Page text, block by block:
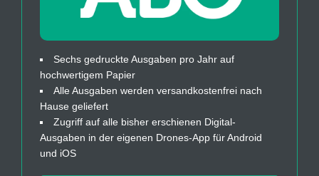
Sechs gedruckte Ausgaben pro Jahr auf
hochwertigem Papier
Alle Ausgaben werden versandkostenfrei nach
Hause geliefert
Zugriff auf alle bisher erschienen Digital-
Ausgaben in der eigenen Drones-App für Android
und iOS